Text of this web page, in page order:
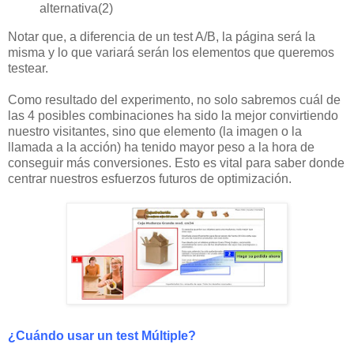
alternativa(2)
Notar que, a diferencia de un test A/B, la página será la
misma y lo que variará serán los elementos que queremos
testear.
Como resultado del experimento, no solo sabremos cuál de
las 4 posibles combinaciones ha sido la mejor convirtiendo
nuestro visitantes, sino que elemento (la imagen o la
llamada a la acción) ha tenido mayor peso a la hora de
conseguir más conversiones. Esto es vital para saber donde
centrar nuestros esfuerzos futuros de optimización.
¿Cuándo usar un test Múltiple?